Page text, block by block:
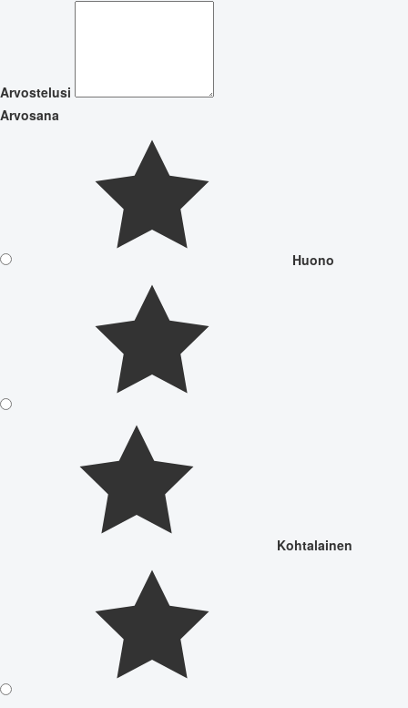
Arvostelusi
Arvosana
Huono
Kohtalainen